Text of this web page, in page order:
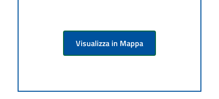
Visualizza in Mappa